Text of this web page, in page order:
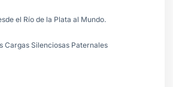
el Río de la Plata al Mundo.
Cargas Silenciosas Paternales